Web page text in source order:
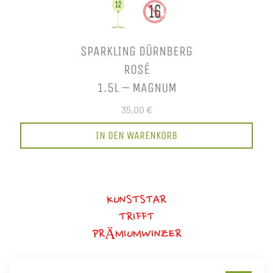
SPARKLING DÜRNBERG
ROSÉ
1.5L – MAGNUM
35,00 €
IN DEN WARENKORB
KUNSTSTAR
TRIFFT
PRÄMIUMWINZER